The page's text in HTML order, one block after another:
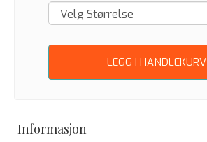
LEGG I HANDLEKURV
Informasjon